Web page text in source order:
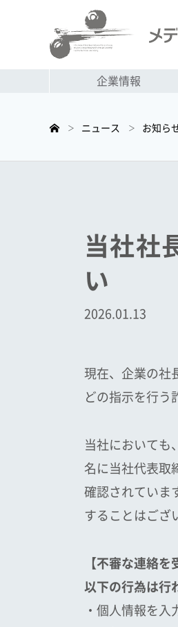
企業情報
＞ ニュース ＞ お知ら
当社社
い
2026.01.13
現在、企業の社
どの指示を行う
当社においても
名に当社代表取
確認されていま
することはござ
【不審な連絡を
以下の行為は行
・個人情報を入